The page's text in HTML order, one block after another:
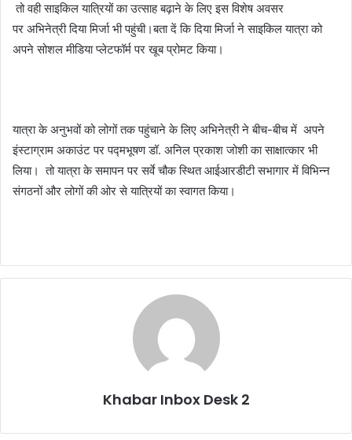
तो वही साइकिल यात्रियों का उत्साह बढ़ाने के लिए इस विशेष अवसर
पर अभिनेत्री दिया मिर्जा भी पहुंची।बता दें कि दिया मिर्जा ने साइकिल यात्रा को
अपने सोशल मीडिया प्लेटफॉर्म पर खूब प्रोमट किया।
यात्रा के अनुभवों को लोगों तक पहुंचाने के लिए अभिनेत्री ने बीच-बीच में अपने
इंस्टाग्राम अकाउंट पर पद्मभूषण डॉ. अनिल प्रकाश जोशी का साक्षात्कार भी
लिया। तो यात्रा के समापन पर सर्वे चौक स्थित आईआरडीटी सभागार में विभिन्न
संगठनों और लोगों की ओर से यात्रियों का स्वागत किया।
Khabar Inbox Desk 2